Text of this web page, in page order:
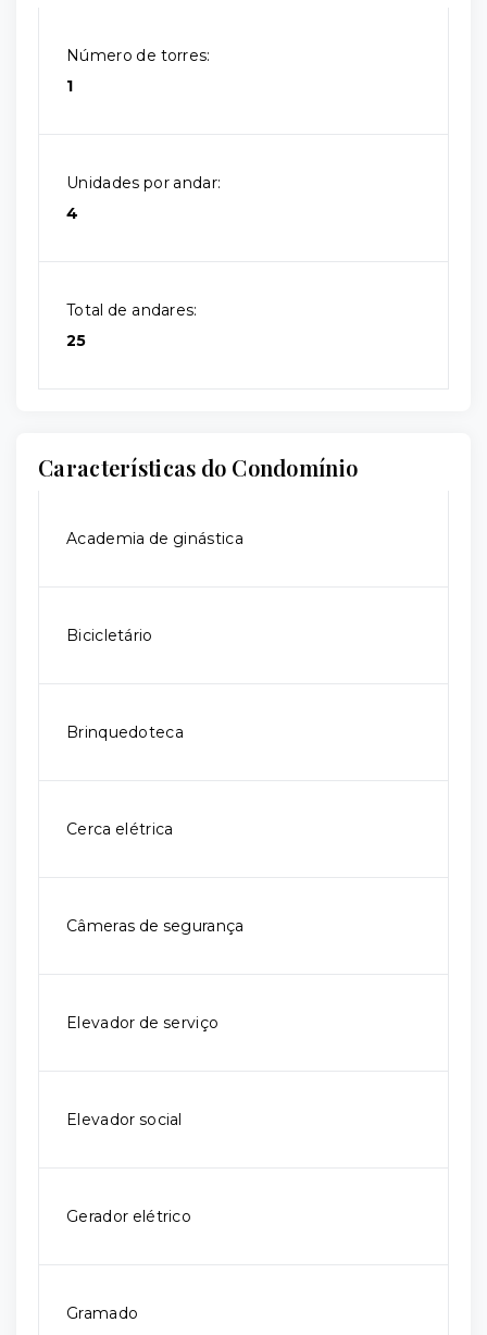
Número de torres:
1
Unidades por andar:
4
Total de andares:
25
Características do Condomínio
Academia de ginástica
Bicicletário
Brinquedoteca
Cerca elétrica
Câmeras de segurança
Elevador de serviço
Elevador social
Gerador elétrico
Gramado